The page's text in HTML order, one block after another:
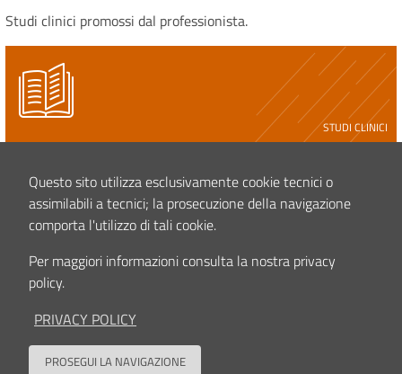
Studi clinici promossi dal professionista.
STUDI CLINICI
of therapeutic strateGies in soft tissue sArcoma and
melanoma leSiOns - Piattaforme su base
nanotecnologica per il miglioramento delle strategie
terapeutiche nelle lesioni di sarcoma dei tessuti molli ...
Questo sito utilizza esclusivamente cookie tecnici o
assimilabili a tecnici; la prosecuzione della navigazione
comporta l'utilizzo di tali cookie.
Per maggiori informazioni consulta la nostra privacy
policy.
PRIVACY POLICY
PROSEGUI LA NAVIGAZIONE